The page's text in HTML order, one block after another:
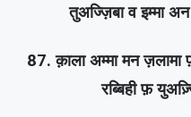
तुअज्ज़िबा व इम्मा
87. क़ाला अम्मा मन ज़लामा
रब्बिही फ़